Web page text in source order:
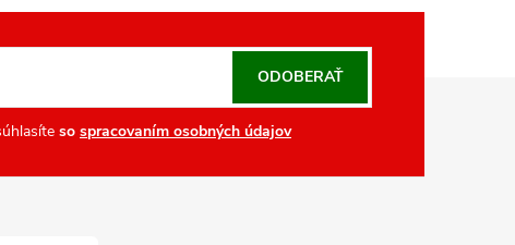
so spracovaním osobných údajov
ODOBERAŤ